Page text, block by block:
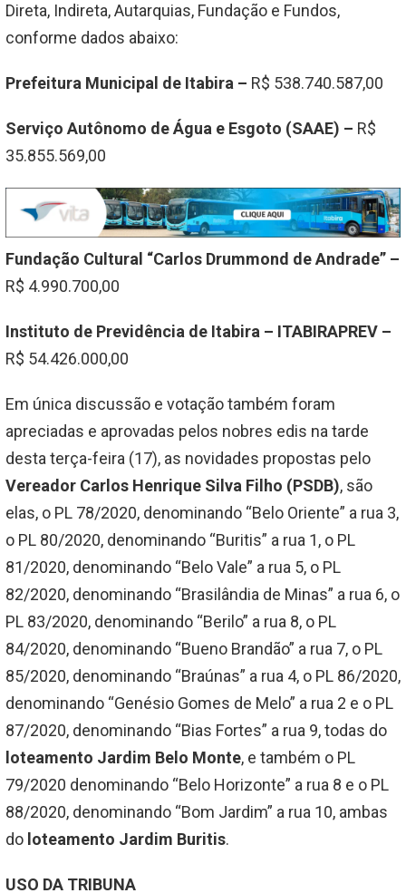
Direta, Indireta, Autarquias, Fundação e Fundos,
conforme dados abaixo:
Prefeitura Municipal de Itabira – R$ 538.740.587,00
Serviço Autônomo de Água e Esgoto (SAAE) – R$
35.855.569,00
Fundação Cultural “Carlos Drummond de Andrade” –
R$ 4.990.700,00
Instituto de Previdência de Itabira – ITABIRAPREV –
R$ 54.426.000,00
Em única discussão e votação também foram
apreciadas e aprovadas pelos nobres edis na tarde
desta terça-feira (17), as novidades propostas pelo
Vereador Carlos Henrique Silva Filho (PSDB), são
elas, o PL 78/2020, denominando “Belo Oriente” a rua 3,
o PL 80/2020, denominando “Buritis” a rua 1, o PL
81/2020, denominando “Belo Vale” a rua 5, o PL
82/2020, denominando “Brasilândia de Minas” a rua 6, o
PL 83/2020, denominando “Berilo” a rua 8, o PL
84/2020, denominando “Bueno Brandão” a rua 7, o PL
85/2020, denominando “Braúnas” a rua 4, o PL 86/2020,
denominando “Genésio Gomes de Melo” a rua 2 e o PL
87/2020, denominando “Bias Fortes” a rua 9, todas do
loteamento Jardim Belo Monte, e também o PL
79/2020 denominando “Belo Horizonte” a rua 8 e o PL
88/2020, denominando “Bom Jardim” a rua 10, ambas
do loteamento Jardim Buritis.
USO DA TRIBUNA